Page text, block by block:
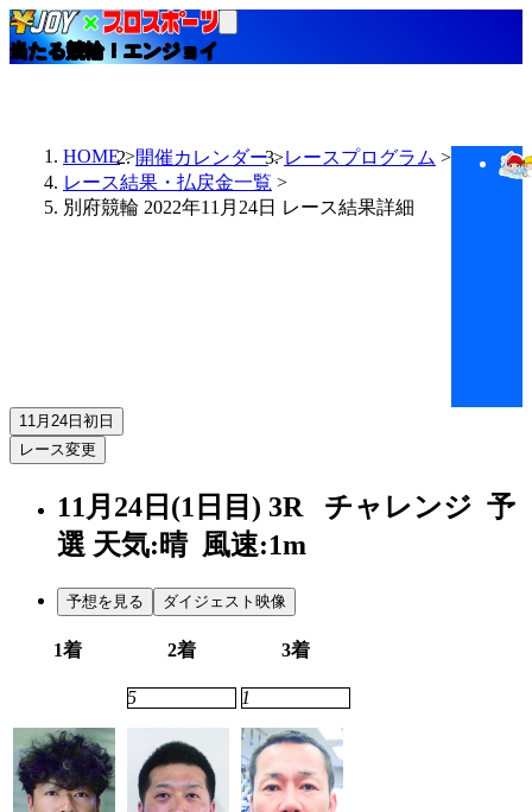
当たる競輪！エンジョイ
HOME 開催カレンダー
レースプログラム
レース結果・払戻金一覧
別府競輪 2022年11月24日 レース結果詳細
11月24日 初日
レース変更
11月24日(1日目) 3R チャレンジ 予
選 天気:晴 風速:1m
予想を見る ダイジェスト映像
1着 2着 3着
5 1